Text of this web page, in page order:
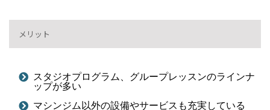
メリット
スタジオプログラム、グループレッスンのラインナ
ップが多い
マシンジム以外の設備やサービスも充実している